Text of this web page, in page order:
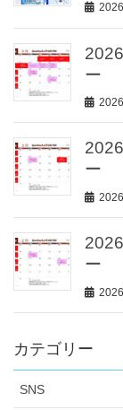
ー
ー
ー
カテゴリー
SNS